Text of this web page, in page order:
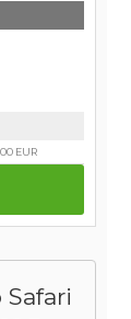
EUR